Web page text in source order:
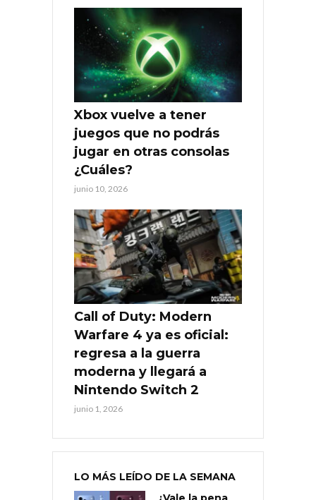
Xbox vuelve a tener
juegos que no podrás
jugar en otras consolas
¿Cuáles?
junio 10, 2026
Call of Duty: Modern
Warfare 4 ya es oficial:
regresa a la guerra
moderna y llegará a
Nintendo Switch 2
junio 1, 2026
LO MÁS LEÍDO DE LA SEMANA